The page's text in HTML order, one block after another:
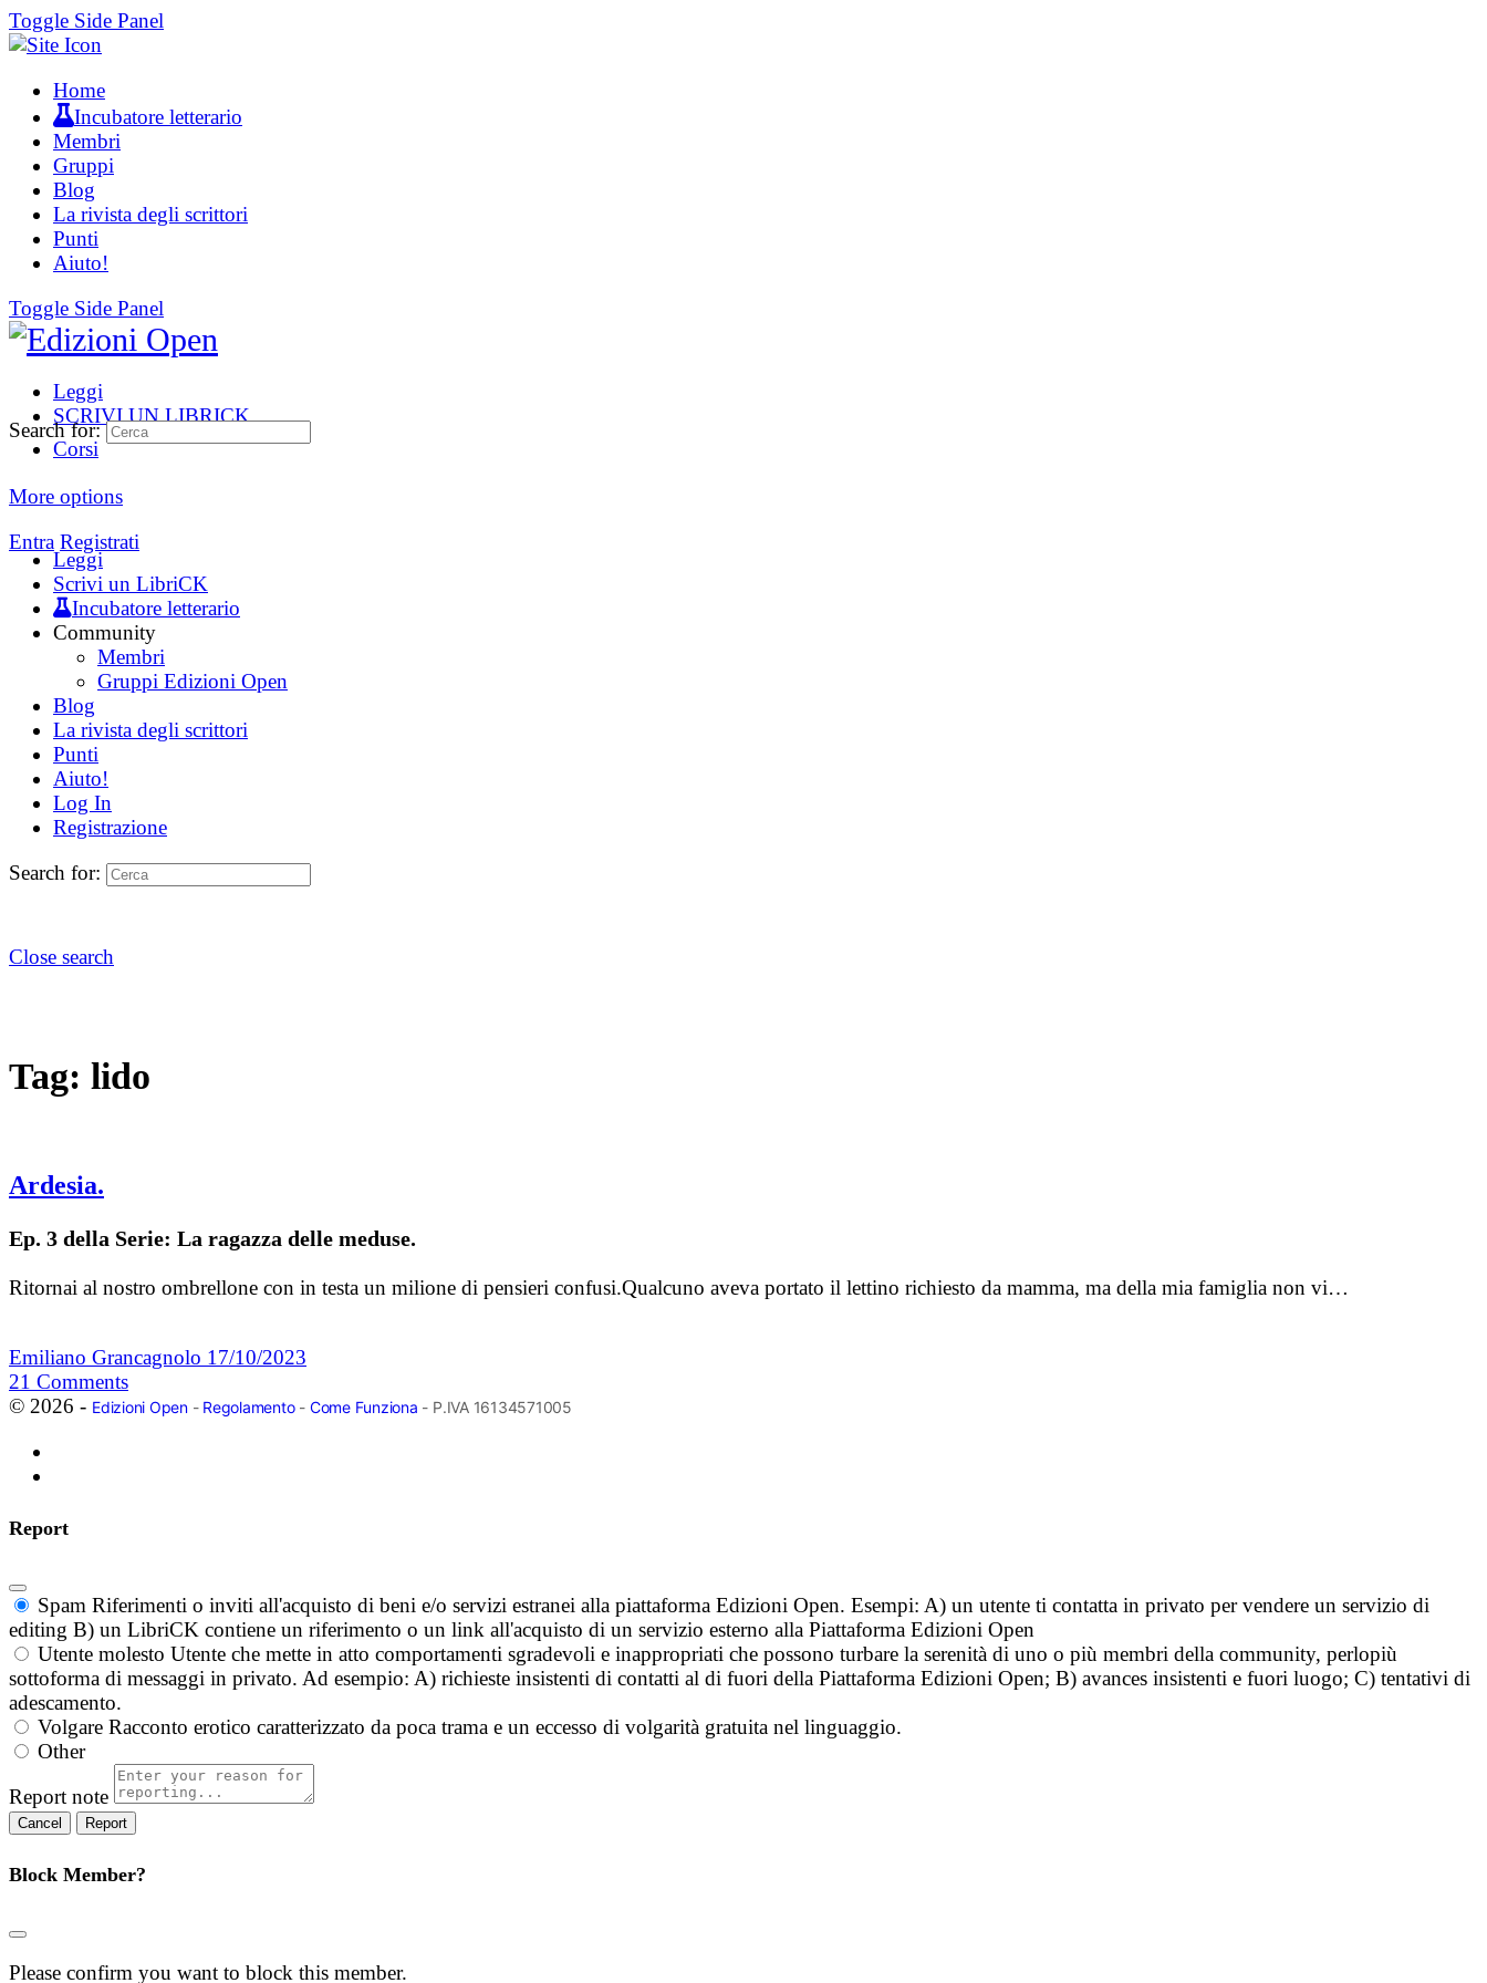
Toggle Side Panel
Home
Incubatore letterario
Membri
Gruppi
Blog
La rivista degli scrittori
Punti
Aiuto!
Toggle Side Panel
Leggi
SCRIVI UN LIBRICK
Corsi
More options
Entra Registrati
Search for:
Leggi
Scrivi un LibriCK
Incubatore letterario
Community
Membri
Gruppi Edizioni Open
Blog
La rivista degli scrittori
Punti
Aiuto!
Log In
Registrazione
Search for:
Close search
Tag: lido
Ardesia.
Ep. 3 della Serie: La ragazza delle meduse.
Ritornai al nostro ombrellone con in testa un milione di pensieri confusi.Qualcuno aveva portato il lettino richiesto da mamma, ma della mia famiglia non vi…
Emiliano Grancagnolo 17/10/2023
21 Comments
© 2026 - Edizioni Open- Regolamento- Come Funziona - P.IVA 16134571005
Report
Spam Riferimenti o inviti all'acquisto di beni e/o servizi estranei alla piattaforma Edizioni Open. Esempi: A) un utente ti contatta in privato per vendere un servizio di
editing B) un LibriCK contiene un riferimento o un link all'acquisto di un servizio esterno alla Piattaforma Edizioni Open
Utente molesto Utente che mette in atto comportamenti sgradevoli e inappropriati che possono turbare la serenità di uno o più membri della community, perlopiù
sottoforma di messaggi in privato. Ad esempio: A) richieste insistenti di contatti al di fuori della Piattaforma Edizioni Open; B) avances insistenti e fuori luogo; C) tentativi di
adescamento.
Volgare Racconto erotico caratterizzato da poca trama e un eccesso di volgarità gratuita nel linguaggio.
Other
Report note
Report
Block Member?
Please confirm you want to block this member.